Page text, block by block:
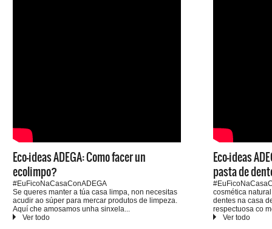
Eco-ideas ADEGA: Como facer un
ecolimpo?
#EuFicoNaCasaConADEGA
Se queres manter a túa casa limpa, non necesitas
acudir ao súper para mercar produtos de limpeza.
Aquí che amosamos unha sinxela
receita para facer un ecolimpo na casa, ou un
Eco-ideas
pasta de
cosmética
dentes na casa
respectuosa co
descargar a